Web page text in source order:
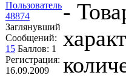
Пользователь
48874
Заглянувший
Сообщений:
15 Баллов: 1
Регистрация:
16.09.2009
-